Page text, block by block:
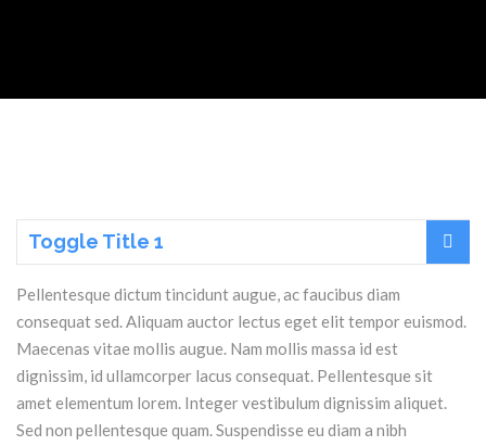
Toggle Title 1
Pellentesque dictum tincidunt augue, ac faucibus diam
consequat sed. Aliquam auctor lectus eget elit tempor euismod.
Maecenas vitae mollis augue. Nam mollis massa id est
dignissim, id ullamcorper lacus consequat. Pellentesque sit
amet elementum lorem. Integer vestibulum dignissim aliquet.
Sed non pellentesque quam. Suspendisse eu diam a nibh